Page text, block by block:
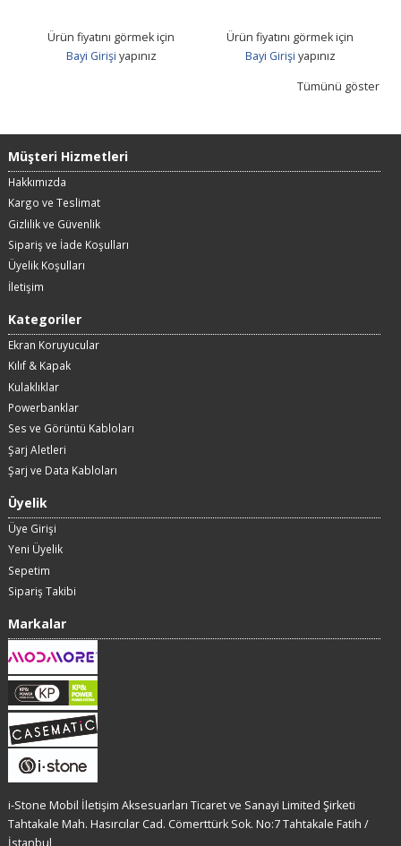
Ürün fiyatını görmek için
Bayi Girişi yapınız
Ürün fiyatını görmek için
Bayi Girişi yapınız
Tümünü göster
Müşteri Hizmetleri
Hakkımızda
Kargo ve Teslimat
Gizlilik ve Güvenlik
Sipariş ve İade Koşulları
Üyelik Koşulları
İletişim
Kategoriler
Ekran Koruyucular
Kılıf & Kapak
Kulaklıklar
Powerbanklar
Ses ve Görüntü Kabloları
Şarj Aletleri
Şarj ve Data Kabloları
Üyelik
Üye Girişi
Yeni Üyelik
Sepetim
Sipariş Takibi
Markalar
i-Stone Mobil İletişim Aksesuarları Ticaret ve Sanayi Limited Şirketi
Tahtakale Mah. Hasırcılar Cad. Cömerttürk Sok. No:7 Tahtakale Fatih /